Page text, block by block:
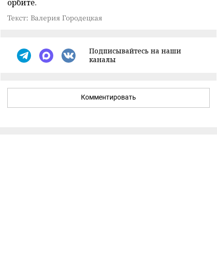
орбите.
Текст: Валерия Городецкая
Подписывайтесь на наши
каналы
Комментировать